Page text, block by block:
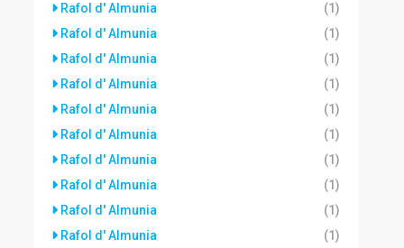
Rafol d' Almunia
(1)
Rafol d' Almunia
(1)
Rafol d' Almunia
(1)
Rafol d' Almunia
(1)
Rafol d' Almunia
(1)
Rafol d' Almunia
(1)
Rafol d' Almunia
(1)
Rafol d' Almunia
(1)
Rafol d' Almunia
(1)
Rafol d' Almunia
(1)